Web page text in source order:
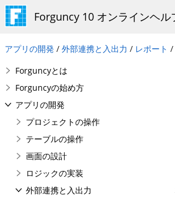
Forguncy 10 オンラインヘル
アプリの開発 / 外部連携と入出力 / レポート /
Forguncyとは
Forguncyの始め方
アプリの開発
プロジェクトの操作
テーブルの操作
画面の設計
ロジックの実装
外部連携と入出力